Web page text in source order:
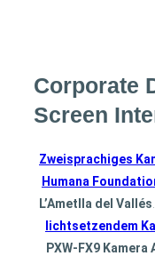
Corporate
Screen
Zweisprachiges
Humana
L’Ametlla del Vallés
lichtsetzendem
PXW-FX9 Kamera